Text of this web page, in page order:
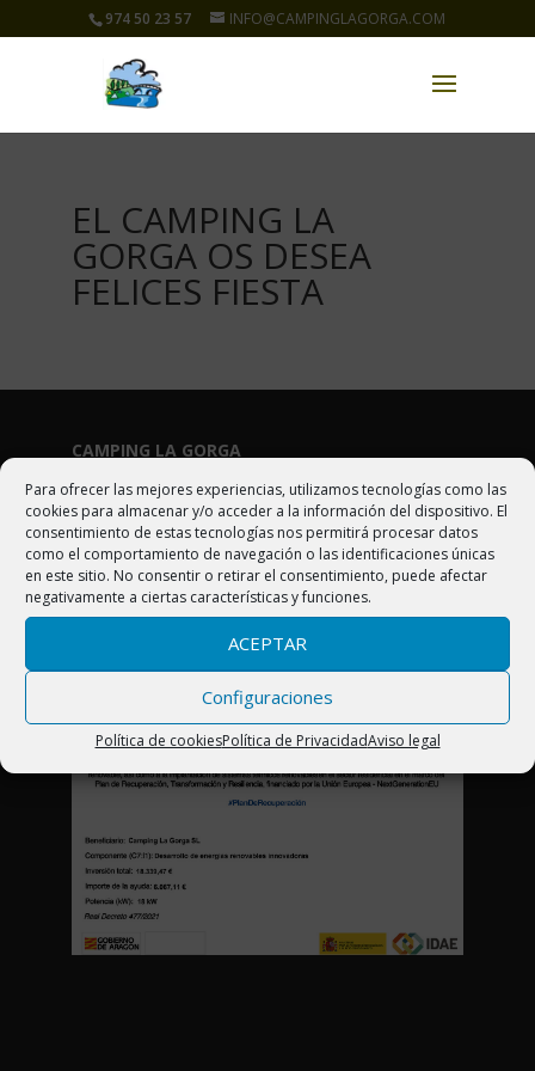
Para ofrecer las mejores experiencias, utilizamos tecnologías como las
cookies para almacenar y/o acceder a la información del dispositivo. El
consentimiento de estas tecnologías nos permitirá procesar datos
como el comportamiento de navegación o las identificaciones únicas
en este sitio. No consentir o retirar el consentimiento, puede afectar
negativamente a ciertas características y funciones.
ACEPTAR
Configuraciones
Política de cookiesPolítica de PrivacidadAviso legal
974 50 23 57 INFO@CAMPINGLAGORGA.COM
EL CAMPING LA
GORGA OS DESEA
FELICES FIESTA
CAMPING LA GORGA
Ctra. N-260 Km 444. 22340 Boltaña (Huesca)
Pirineo Aragonés (España)
Telf. 974 50 23 57